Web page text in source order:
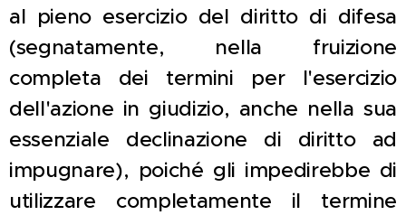
al pieno esercizio del diritto di difesa
(segnatamente, nella fruizione
completa dei termini per l'esercizio
dell'azione in giudizio, anche nella sua
essenziale declinazione di diritto ad
impugnare), poiché gli impedirebbe di
utilizzare completamente il termine